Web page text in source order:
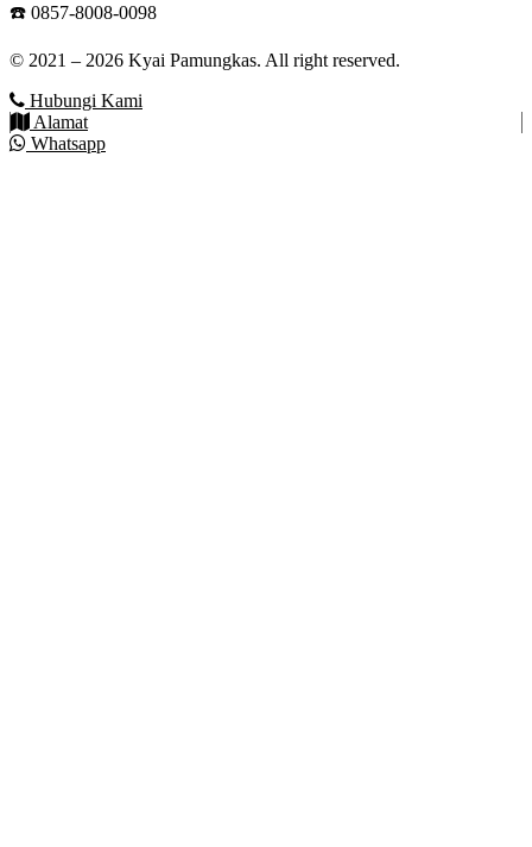
☎️ 0857-8008-0098
© 2021 – 2026 Kyai Pamungkas. All right reserved.
Hubungi Kami
Alamat
Whatsapp